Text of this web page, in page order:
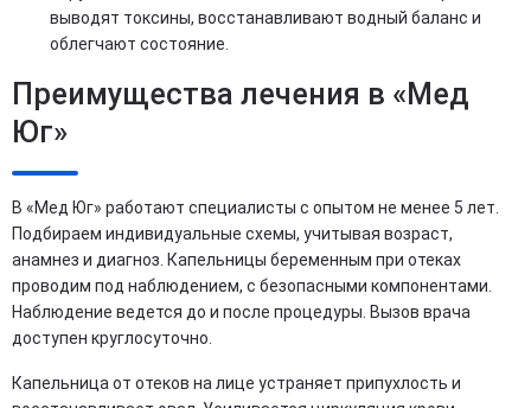
выводят токсины, восстанавливают водный баланс и
облегчают состояние.
Преимущества лечения в «Мед
Юг»
В «Мед Юг» работают специалисты с опытом не менее 5 лет.
Подбираем индивидуальные схемы, учитывая возраст,
анамнез и диагноз. Капельницы беременным при отеках
проводим под наблюдением, с безопасными компонентами.
Наблюдение ведется до и после процедуры. Вызов врача
доступен круглосуточно.
Капельница от отеков на лице устраняет припухлость и